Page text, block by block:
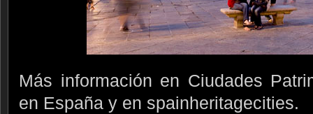
Más información en Ciudades
en España y en spainheritagecities.